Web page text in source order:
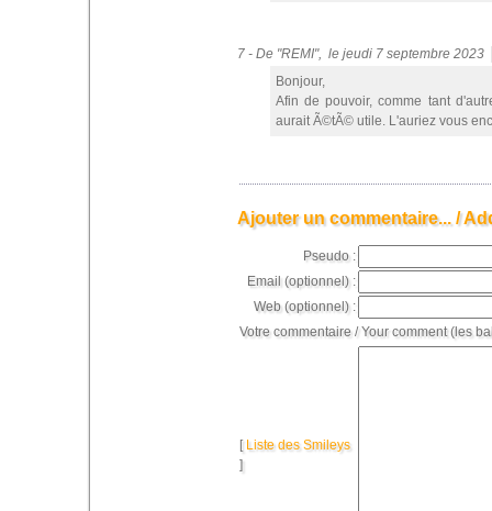
7 - De "REMI", le jeudi 7 septembre 2023
Bonjour,
Afin de pouvoir, comme tant
aurait Ã©tÃ© utile. L'auriez vous
Ajouter un commentaire... /
Pseudo :
Email (optionnel) :
Web (optionnel) :
Votre commentaire / Your comment (les
[ Liste des Smileys
]